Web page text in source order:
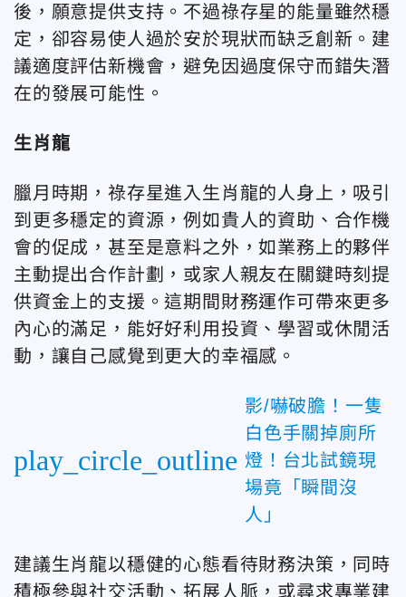
後，願意提供支持。不過祿存星的能量雖然穩
定，卻容易使人過於安於現狀而缺乏創新。建
議適度評估新機會，避免因過度保守而錯失潛
在的發展可能性。
生肖龍
臘月時期，祿存星進入生肖龍的人身上，吸引
到更多穩定的資源，例如貴人的資助、合作機
會的促成，甚至是意料之外，如業務上的夥伴
主動提出合作計劃，或家人親友在關鍵時刻提
供資金上的支援。這期間財務運作可帶來更多
內心的滿足，能好好利用投資、學習或休閒活
動，讓自己感覺到更大的幸福感。
play_circle_outline
影/嚇破膽！一隻
白色手關掉廁所
燈！台北試鏡現
場竟「瞬間沒
人」
建議生肖龍以穩健的心態看待財務決策，同時
積極參與社交活動、拓展人脈，或尋求專業建